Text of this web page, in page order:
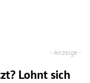
Lohnt sich